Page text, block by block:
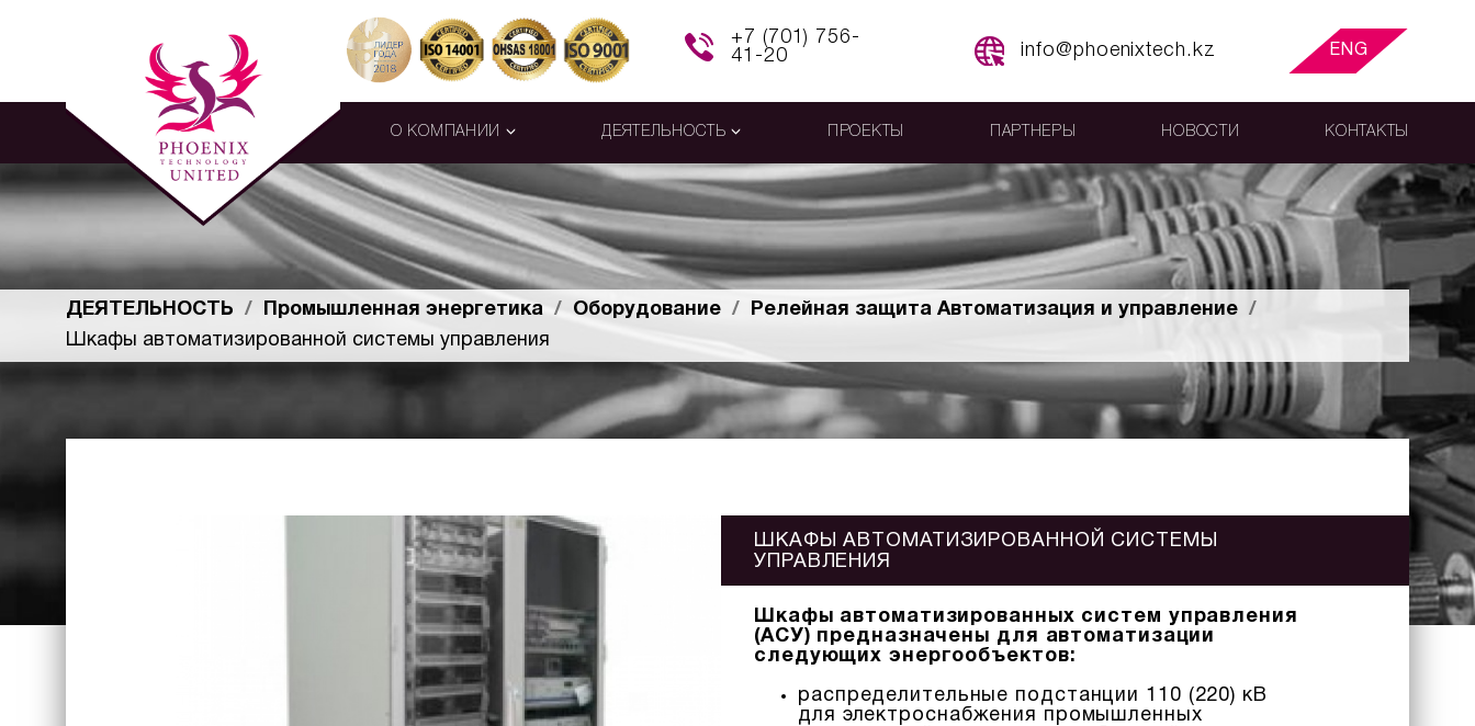
+7 (701) 756-
41-20
info@phoenixtech.kz ENG
О КОМПАНИИ ДЕЯТЕЛЬНОСТЬ ПРОЕКТЫ ПАРТНЕРЫ НОВОСТИ КОНТАКТЫ
ДЕЯТЕЛЬНОСТЬ Промышленная энергетика Оборудование
Релейная защита Автоматизация и управление
Шкафы автоматизированной системы управления
ШКАФЫ АВТОМАТИЗИРОВАННОЙ СИСТЕМЫ
УПРАВЛЕНИЯ
Шкафы автоматизированных систем управления
(АСУ) предназначены для автоматизации
следующих энергообъектов:
распределительные подстанции 110 (220) кВ
для электроснабжения промышленных